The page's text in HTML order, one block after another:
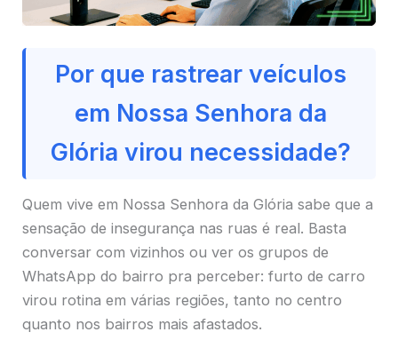
Por que rastrear veículos
em Nossa Senhora da
Glória virou necessidade?
Quem vive em Nossa Senhora da Glória sabe que a
sensação de insegurança nas ruas é real. Basta
conversar com vizinhos ou ver os grupos de
WhatsApp do bairro pra perceber: furto de carro
virou rotina em várias regiões, tanto no centro
quanto nos bairros mais afastados.